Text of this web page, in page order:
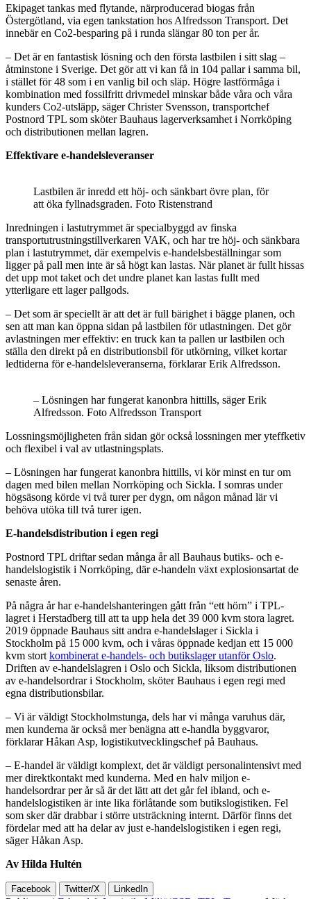
Ekipaget tankas med flytande, närproducerad biogas från
Östergötland, via egen tankstation hos Alfredsson Transport. Det
innebär en Co2-besparing på i runda slängar 80 ton per år.
– Det är en fantastisk lösning och den första lastbilen i sitt slag –
åtminstone i Sverige. Det gör att vi kan få in 104 pallar i samma bil,
i stället för 48 som i en vanlig bil och släp. Högre lastförmåga i
kombination med fossilfritt drivmedel minskar både våra och våra
kunders Co2-utsläpp, säger Christer Svensson, transportchef
Postnord TPL som sköter Bauhaus lagerverksamhet i Norrköping
och distributionen mellan lagren.
Effektivare e-handelsleveranser
Lastbilen är inredd ett höj- och sänkbart övre plan, för
att öka fyllnadsgraden. Foto Ristenstrand
Inredningen i lastutrymmet är specialbyggd av finska
transportutrustningstillverkaren VAK, och har tre höj- och sänkbara
plan i lastutrymmet, där exempelvis e-handelsbeställningar som
ligger på pall men inte är så högt kan lastas. När planet är fullt hissas
det upp mot taket och det undre planet kan lastas fullt med
ytterligare ett lager pallgods.
– Det som är speciellt är att det är full bärighet i bägge planen, och
sen att man kan öppna sidan på lastbilen för utlastningen. Det gör
avlastningen mer effektiv: en truck kan ta pallen ur lastbilen och
ställa den direkt på en distributionsbil för utkörning, vilket kortar
ledtiderna för e-handelsleveranserna, förklarar Erik Alfredsson.
– Lösningen har fungerat kanonbra hittills, säger Erik
Alfredsson. Foto Alfredsson Transport
Lossningsmöjligheten från sidan gör också lossningen mer yteffketiv
och flexibel i val av utlastningsplats.
– Lösningen har fungerat kanonbra hittills, vi kör minst en tur om
dagen med bilen mellan Norrköping och Sickla. I somras under
högsäsong körde vi två turer per dygn, om någon månad lär vi
behöva utöka till två turer igen.
E-handelsdistribution i egen regi
Postnord TPL driftar sedan många år all Bauhaus butiks- och e-
handelslogistik i Norrköping, där e-handeln växt explosionsartat de
senaste åren.
På några år har e-handelshanteringen gått från “ett hörn” i TPL-
lagret i Herstadberg till att ta upp hela det 39 000 kvm stora lagret.
2019 öppnade Bauhaus sitt andra e-handelslager i Sickla i
Stockholm på 15 000 kvm, och i våras öppnade kedjan ett 15 000
kvm stort kombinerat e-handels- och butikslager utanför Oslo.
Driften av e-handelslagren i Oslo och Sickla, liksom distributionen
av e-handelsordrar i Stockholm, sköter Bauhaus i egen regi med
egna distributionsbilar.
– Vi är väldigt Stockholmstunga, dels har vi många varuhus där,
men kunderna är också mer benägna att e-handla byggvaror,
förklarar Håkan Asp, logistikutvecklingschef på Bauhaus.
– E-handel är väldigt komplext, det är väldigt personalintensivt med
mer direktkontakt med kunderna. Med en halv miljon e-
handelsordrar per år så är det lätt att det går fel ibland, och e-
handelslogistiken är inte lika förlåtande som butikslogistiken. Fel
som sker där drabbar i större utsträckning internt. Därför finns det
fördelar med att ha delar av just e-handelslogistiken i egen regi,
säger Håkan Asp.
Av Hilda Hultén
Facebook Twitter/X LinkedIn